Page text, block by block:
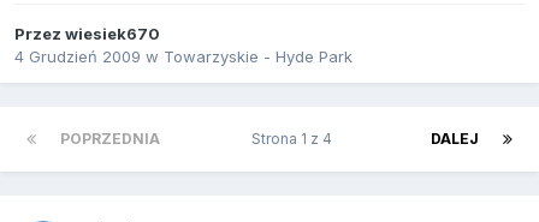
Przez wiesiek670
4 Grudzień 2009 w Towarzyskie - Hyde Park
POPRZEDNIA DALEJ
Strona 1 z 4